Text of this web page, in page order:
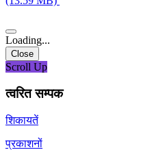
Loading...
Close
Scroll Up
त्वरित सम्पक
शिकायतें
प्रकाशनों